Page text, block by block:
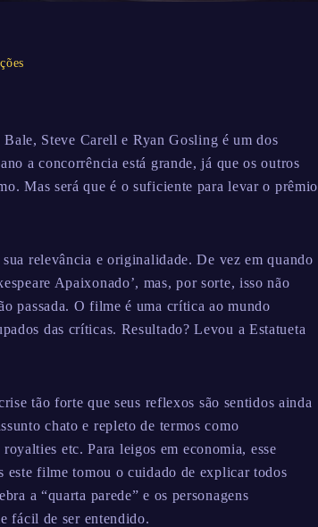
Steve Carell e Ryan Gosling é um dos
a concorrência está grande, já que os outros
Mas será que é o suficiente para levar o prêmio
relevância e originalidade. De vez em quando
Apaixonado’, mas, por sorte, isso não
passada. O filme é uma crítica ao mundo
das críticas. Resultado? Levou a Estatueta
tão forte que seus reflexos são sentidos ainda
chato e repleto de termos como
etc. Para leigos em economia, esse
este filme tomou o cuidado de explicar todos
a “quarta parede” e os personagens
fácil de ser entendido.